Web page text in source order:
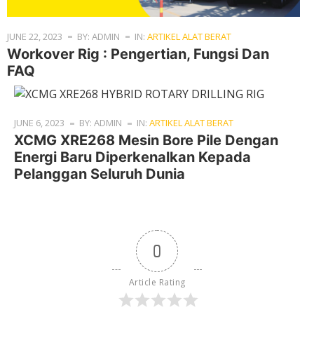
JUNE 22, 2023 BY: ADMIN IN: ARTIKEL ALAT BERAT
Workover Rig : Pengertian, Fungsi Dan
FAQ
JUNE 6, 2023 BY: ADMIN IN: ARTIKEL ALAT BERAT
XCMG XRE268 Mesin Bore Pile Dengan
Energi Baru Diperkenalkan Kepada
Pelanggan Seluruh Dunia
0
Article Rating